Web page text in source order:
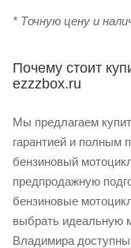
* Точную цену и
Почему стоит
ezzzbox.ru
Мы предлагаем
гарантией и полным
бензиновый
предпродажную
бензиновые
выбрать идеальную
Владимира